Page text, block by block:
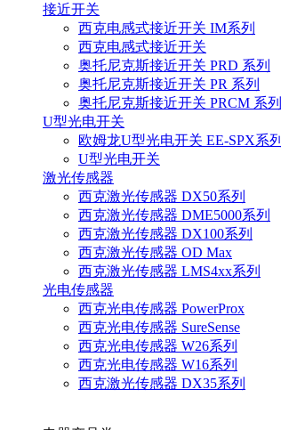
接近开关
西克电感式接近开关 IM系列
西克电感式接近开关
奥托尼克斯接近开关 PRD 系列
奥托尼克斯接近开关 PR 系列
奥托尼克斯接近开关 PRCM 系列
U型光电开关
欧姆龙U型光电开关 EE-SPX系列
U型光电开关
激光传感器
西克激光传感器 DX50系列
西克激光传感器 DME5000系列
西克激光传感器 DX100系列
西克激光传感器 OD Max
西克激光传感器 LMS4xx系列
光电传感器
西克光电传感器 PowerProx
西克光电传感器 SureSense
西克光电传感器 W26系列
西克光电传感器 W16系列
西克激光传感器 DX35系列